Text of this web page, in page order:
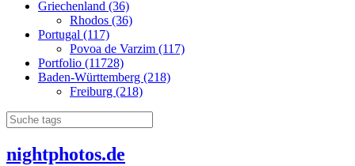
Griechenland (36)
Rhodos (36)
Portugal (117)
Povoa de Varzim (117)
Portfolio (11728)
Baden-Württemberg (218)
Freiburg (218)
nightphotos.de